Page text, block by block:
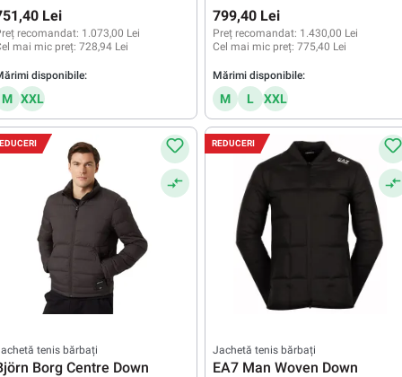
Lei
recomandat: 1.073,00 Lei
mai mic preț: 728,94 Lei
disponibile:
M XXL
799,40 Lei
Preț recomandat: 1.430,00 Lei
Cel mai mic preț: 775,40 Lei
Mărimi disponibile:
M L XXL
tenis bărbați
Borg Centre Down
REDUCERI
Jachetă tenis bărbați
EA7 Man Woven Down